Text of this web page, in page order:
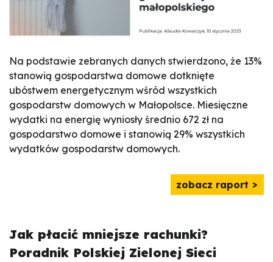
Na podstawie zebranych danych stwierdzono, że 13%
stanowią gospodarstwa domowe dotknięte
ubóstwem energetycznym wśród wszystkich
gospodarstw domowych w Małopolsce. Miesięczne
wydatki na energię wyniosły średnio 672 zł na
gospodarstwo domowe i stanowią 29% wszystkich
wydatków gospodarstw domowych.
zobacz raport
Jak płacić mniejsze rachunki?
Poradnik Polskiej Zielonej Sieci